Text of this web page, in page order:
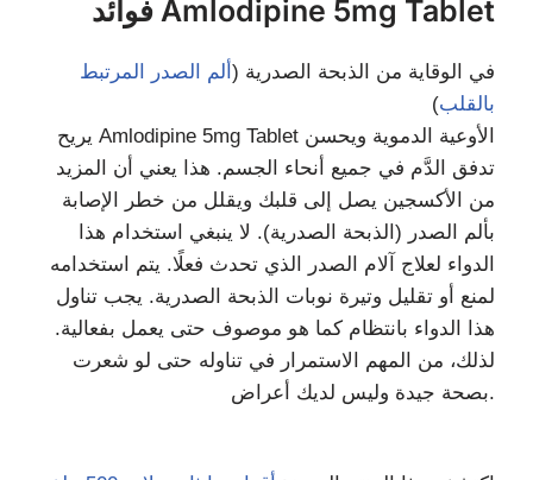
فوائد Amlodipine 5mg Tablet
في الوقاية من الذبحة الصدرية ( ألم الصدر المرتبط
بالقلب)
يريح Amlodipine 5mg Tablet الأوعية الدموية ويحسن
تدفق الدَّم في جميع أنحاء الجسم. هذا يعني أن المزيد
من الأكسجين يصل إلى قلبك ويقلل من خطر الإصابة
بألم الصدر (الذبحة الصدرية). لا ينبغي استخدام هذا
الدواء لعلاج آلام الصدر الذي تحدث فعلًا. يتم استخدامه
لمنع أو تقليل وتيرة نوبات الذبحة الصدرية. يجب تناول
هذا الدواء بانتظام كما هو موصوف حتى يعمل بفعالية.
لذلك، من المهم الاستمرار في تناوله حتى لو شعرت
بصحة جيدة وليس لديك أعراض.